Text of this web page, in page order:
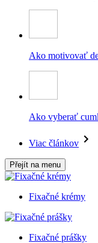
Ako motivovať
Ako vyberať
Viac článkov
Přejít na menu
Fixačné krémy
Fixačné prášky